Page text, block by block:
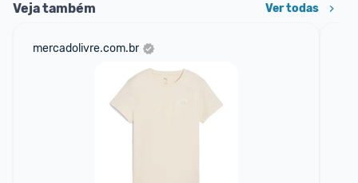
Veja também Ver todas
mercadolivre.com.br